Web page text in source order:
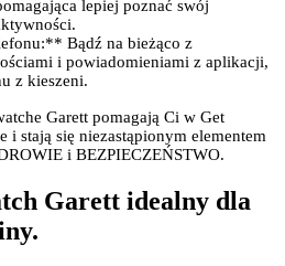
lepiej poznać swój
Bądź na bieżąco z
i powiadomieniami z aplikacji,
z kieszeni.
Garett pomagają Ci w Get
i stają się niezastąpionym elementem
i BEZPIECZEŃSTWO.
Garett idealny dla